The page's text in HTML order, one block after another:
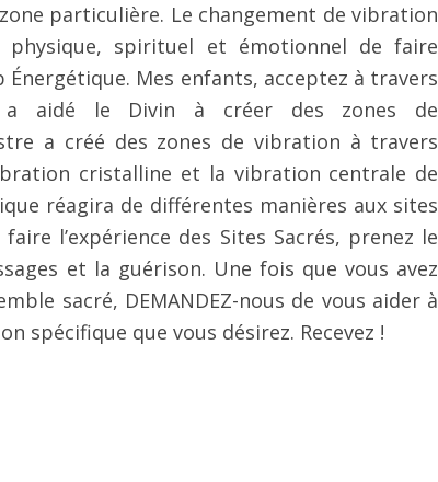
particulière. Le changement de vibration
spirituel et émotionnel de faire
Mes enfants, acceptez à travers
aidé le Divin à créer des zones de
a créé des zones de vibration à travers
cristalline et la vibration centrale de
réagira de différentes manières aux sites
l’expérience des Sites Sacrés, prenez le
et la guérison. Une fois que vous avez
sacré, DEMANDEZ-nous de vous aider à
spécifique que vous désirez. Recevez !